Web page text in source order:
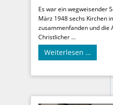
Es war ein wegweisender
März 1948 sechs Kirchen
zusammenfanden und die
Christlicher ...
Weiterlesen …